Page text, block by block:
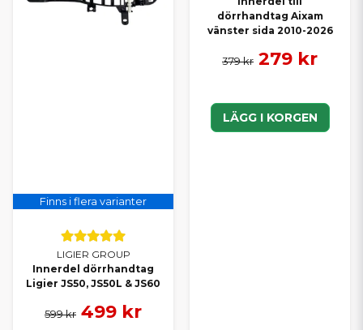
Finns i flera varianter
LIGIER GROUP
Innerdel dörrhandtag
Ligier JS50, JS50L & JS60
599 kr 499 kr
dörrhandtag Aixam
vänster sida 2010-2026
379 kr 279 kr
LÄGG I KORGEN